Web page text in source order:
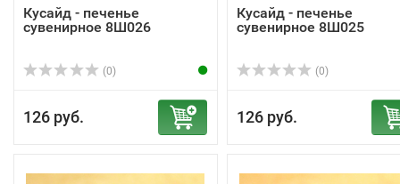
Кусайд - печенье
сувенирное 8Ш026
(0)
126 руб.
Кусайд - печенье
сувенирное 8Ш025
(0)
126 руб.